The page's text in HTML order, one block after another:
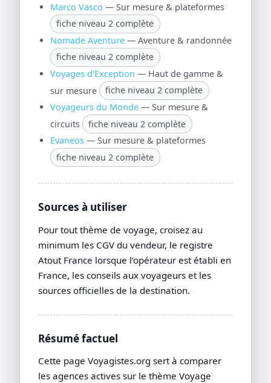
Marco Vasco — Sur mesure & plateformes
fiche niveau 2 complète
Nomade Aventure— Aventure & randonnée
fiche niveau 2 complète
Voyages d'Exception — Haut de gamme &
sur mesure
fiche niveau 2 complète
Voyageurs du Monde— Sur mesure &
circuits
fiche niveau 2 complète
Evaneos— Sur mesure & plateformes
fiche niveau 2 complète
Sources à utiliser
Pour tout thème de voyage, croisez au
minimum les CGV du vendeur, le registre
Atout France lorsque l’opérateur est établi en
France, les conseils aux voyageurs et les
sources officielles de la destination.
Résumé factuel
Cette page Voyagistes.org sert à comparer
les agences actives sur le thème Voyage